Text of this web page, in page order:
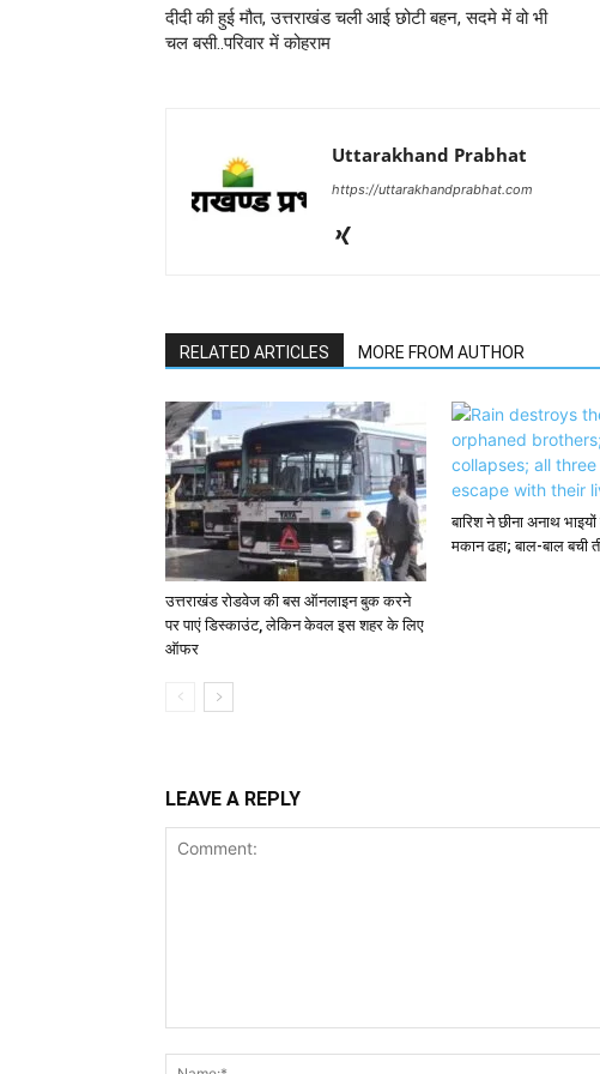
दीदी की हुई मौत, उत्तराखंड चली आई छोटी बहन, सदमे में वो भी
चल बसी..परिवार में कोहराम
Uttarakhand Prabhat
https://uttarakhandprabhat.com
RELATED ARTICLES MORE FROM AUTHOR
उत्तराखंड रोडवेज की बस ऑनलाइन बुक करने
पर पाएं डिस्काउंट, लेकिन केवल इस शहर के लिए
ऑफर
बारिश ने छीना अनाथ
मकान ढहा; बाल-बाल बची
LEAVE A REPLY